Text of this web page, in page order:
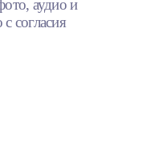
аудио и
согласия